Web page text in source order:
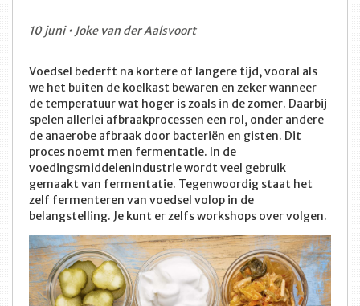
10 juni • Joke van der Aalsvoort
Voedsel bederft na kortere of langere tijd, vooral als
we het buiten de koelkast bewaren en zeker wanneer
de temperatuur wat hoger is zoals in de zomer. Daarbij
spelen allerlei afbraakprocessen een rol, onder andere
de anaerobe afbraak door bacteriën en gisten. Dit
proces noemt men fermentatie. In de
voedingsmiddelenindustrie wordt veel gebruik
gemaakt van fermentatie. Tegenwoordig staat het
zelf fermenteren van voedsel volop in de
belangstelling. Je kunt er zelfs workshops over volgen.